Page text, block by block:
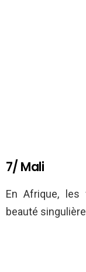
7/ Mali
En Afrique,
beauté